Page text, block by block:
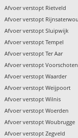
Afvoer verstopt Rietveld
Afvoer verstopt
Afvoer verstopt Sluipwijk
Afvoer verstopt Tempel
Afvoer verstopt Ter Aar
Afvoer verstopt Voorschoten
Afvoer verstopt Waarder
Afvoer verstopt Weijpoort
Afvoer verstopt Wilnis
Afvoer verstopt Woerden
Afvoer verstopt Woubrugge
Afvoer verstopt Zegveld